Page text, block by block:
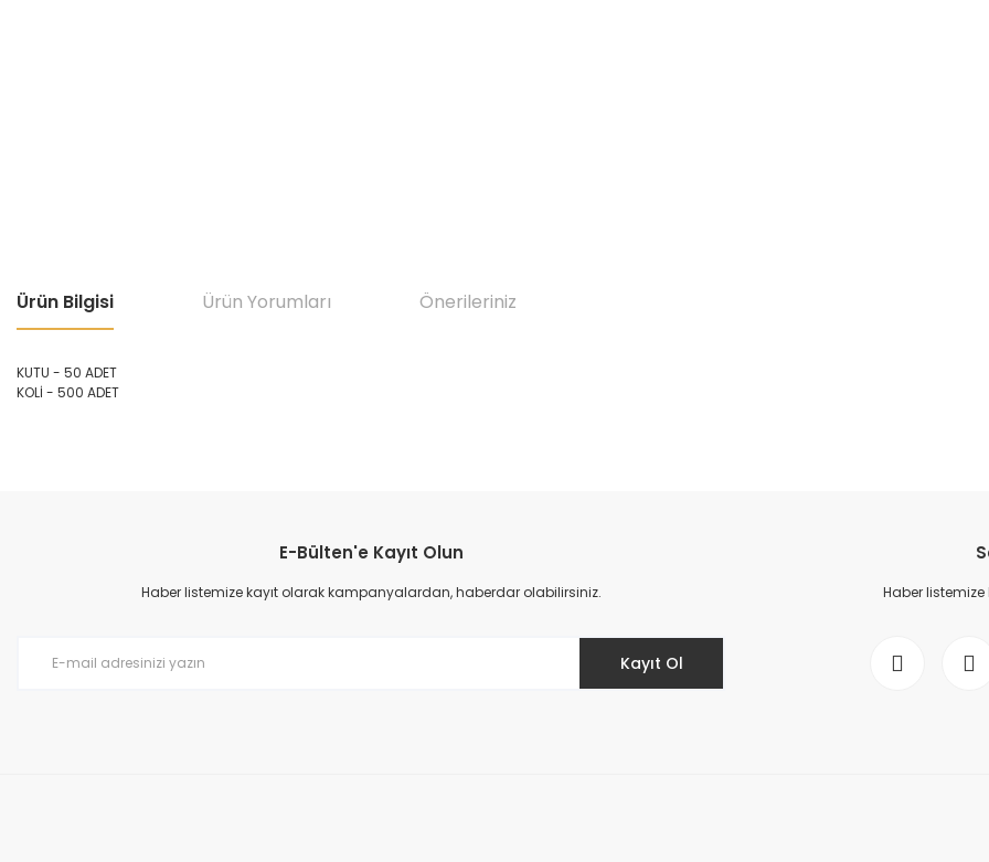
Ürün Bilgisi Ürün Yorumları Önerileriniz
KUTU - 50 ADET
KOLİ - 500 ADET
Ürün resmi kalitesiz, bozuk veya görüntülenemiyor.
Ürün açıklamasında eksik bilgiler bulunuyor.
E-Bülten'e Kayıt Olun
Haber listemize kayıt olarak kampanyalardan, haberdar olabilirsiniz.
Kayıt Ol
Haber